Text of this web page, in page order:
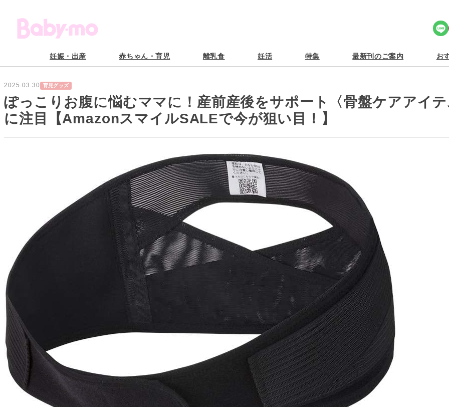
Share Icon
妊娠・出産 赤ちゃん・育児 離乳食 妊活 特集 最新刊のご案内 お
2025.03.30 育児グッズ
ぽっこりお腹に悩むママに！産前産後をサポート〈骨盤ケアアイ
に注目【AmazonスマイルSALEで今が狙い目！】